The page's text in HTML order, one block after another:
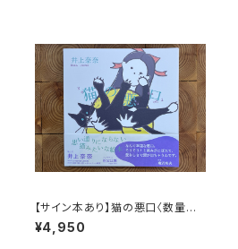
【サイン本あり】猫の悪口〈数量限
定・オリジナルトート付き〉
¥4,950